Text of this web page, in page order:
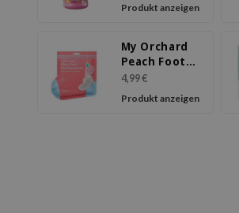
Produkt anzeigen
My Orchard
Peach Foot
Peeling Mask
4,99 €
Produkt anzeigen